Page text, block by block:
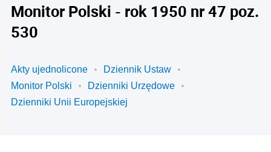
Monitor Polski - rok 1950 nr 47 poz.
530
Akty ujednolicone
Dziennik Ustaw
Monitor Polski
Dzienniki Urzędowe
Dzienniki Unii Europejskiej